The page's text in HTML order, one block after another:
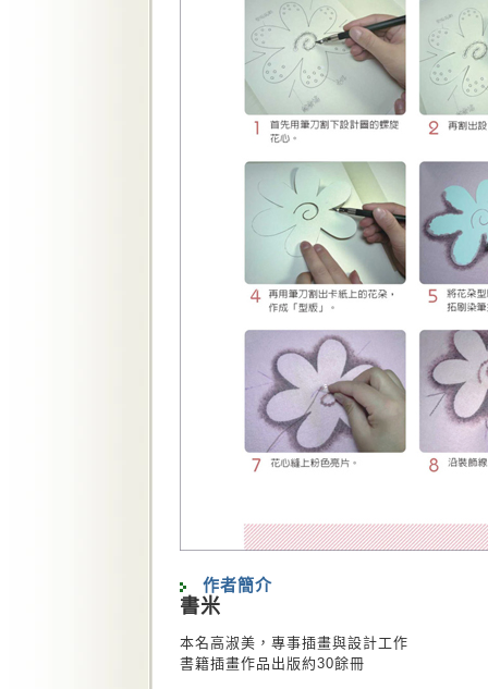
作者簡介
書米
本名高淑美，專事插畫與設計工作
書籍插畫作品出版約30餘冊